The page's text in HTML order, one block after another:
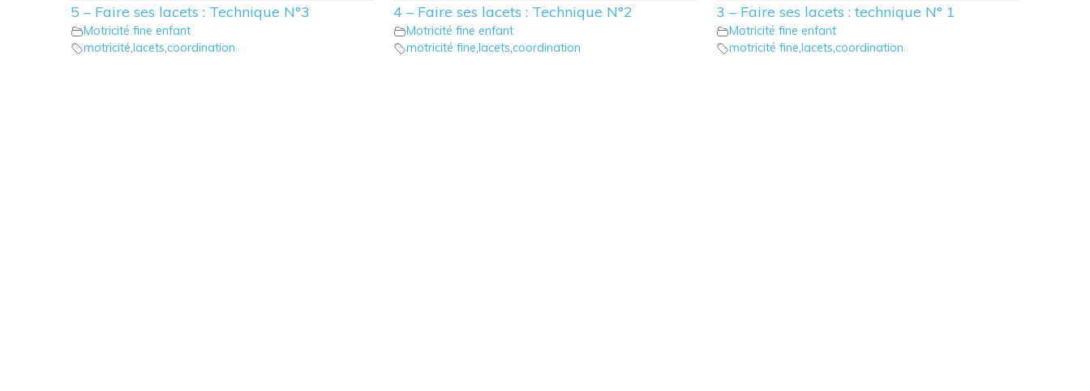
5 – Faire ses lacets : Technique N°3
Motricité fine enfant
motricité, lacets,coordination
4 – Faire ses lacets : Technique N°2
Motricité fine enfant
motricité fine, lacets,coordination
3 – Faire ses lacets : technique N° 1
Motricité fine enfant
motricité fine, lacets,coordination